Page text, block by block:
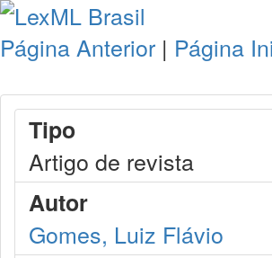
Página Anterior | Página
Tipo
Artigo de revista
Autor
Gomes, Luiz Flávio